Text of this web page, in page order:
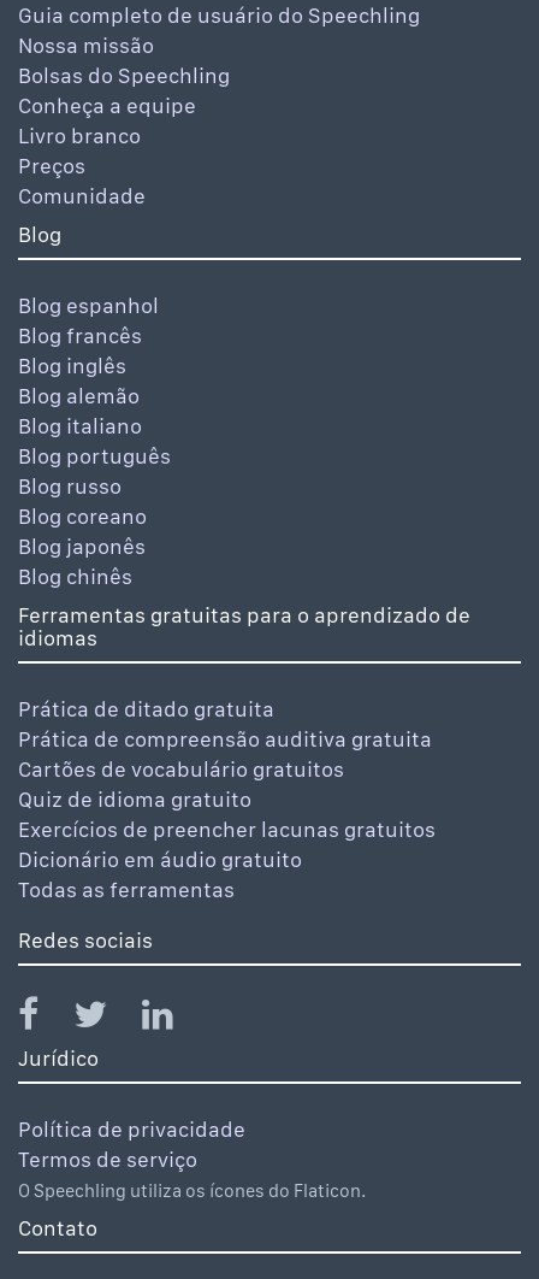
Guia completo de usuário do Speechling
Nossa missão
Bolsas do Speechling
Conheça a equipe
Livro branco
Preços
Comunidade
Blog
Blog espanhol
Blog francês
Blog inglês
Blog alemão
Blog italiano
Blog português
Blog russo
Blog coreano
Blog japonês
Blog chinês
Ferramentas gratuitas para o aprendizado de
idiomas
Prática de ditado gratuita
Prática de compreensão auditiva gratuita
Cartões de vocabulário gratuitos
Quiz de idioma gratuito
Exercícios de preencher lacunas gratuitos
Dicionário em áudio gratuito
Todas as ferramentas
Redes sociais
Jurídico
Política de privacidade
Termos de serviço
O Speechling utiliza os ícones do Flaticon.
Contato